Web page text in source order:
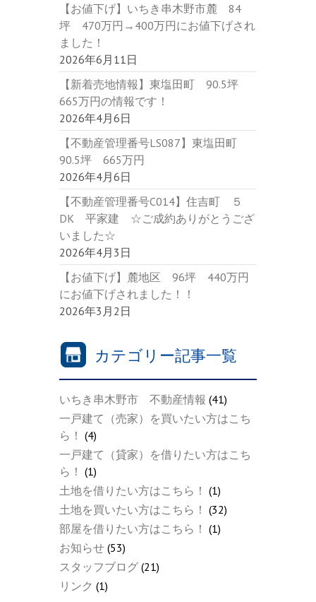
【お値下げ】いちき串木野市麓 84
坪 470万円→400万円にお値下げされ
ました！
2026年6月11日
【新着売地情報】東塩田町 90.5坪
665万円の情報です！
2026年4月6日
【不動産管理番号LS087】東塩田町
90.5坪 665万円
2026年4月6日
【不動産管理番号C014】住吉町 ５
DK 平家建 ☆ご成約ありがとうござ
いました☆
2026年4月3日
【お値下げ】麓地区 96坪 440万円
にお値下げされました！！
2026年3月2日
カテゴリー記事一覧
いちき串木野市 不動産情報 (41)
一戸建て（売家）を買いたい方はこち
ら！ (4)
一戸建て（貸家）を借りたい方はこち
ら！ (1)
土地を借りたい方はこちら！ (1)
土地を買いたい方はこちら！ (32)
部屋を借りたい方はこちら！ (1)
お知らせ (53)
スタッフブログ (21)
リンク (1)